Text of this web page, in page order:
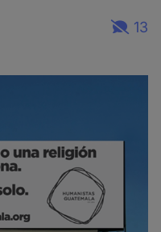
13